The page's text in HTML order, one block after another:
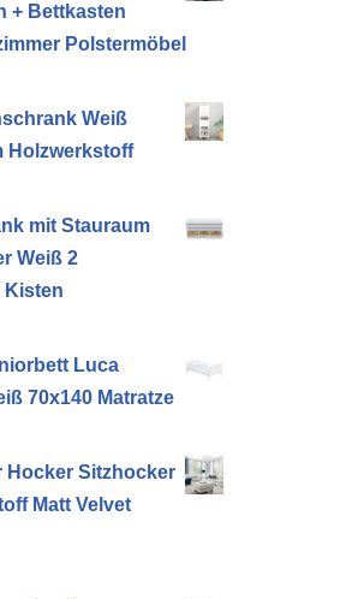
+ Bettkasten
Polstermöbel
Weiß
Holzwerkstoff
mit Stauraum
Weiß 2
Kisten
Luca
70x140 Matratze
Hocker Sitzhocker
Matt Velvet